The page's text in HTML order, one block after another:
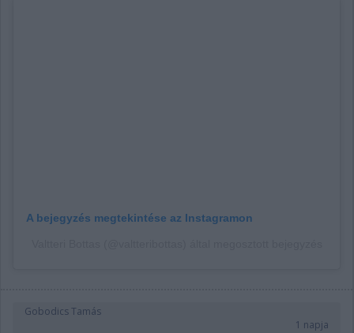
A bejegyzés megtekintése az Instagramon
Gobodics Tamás
1 napja